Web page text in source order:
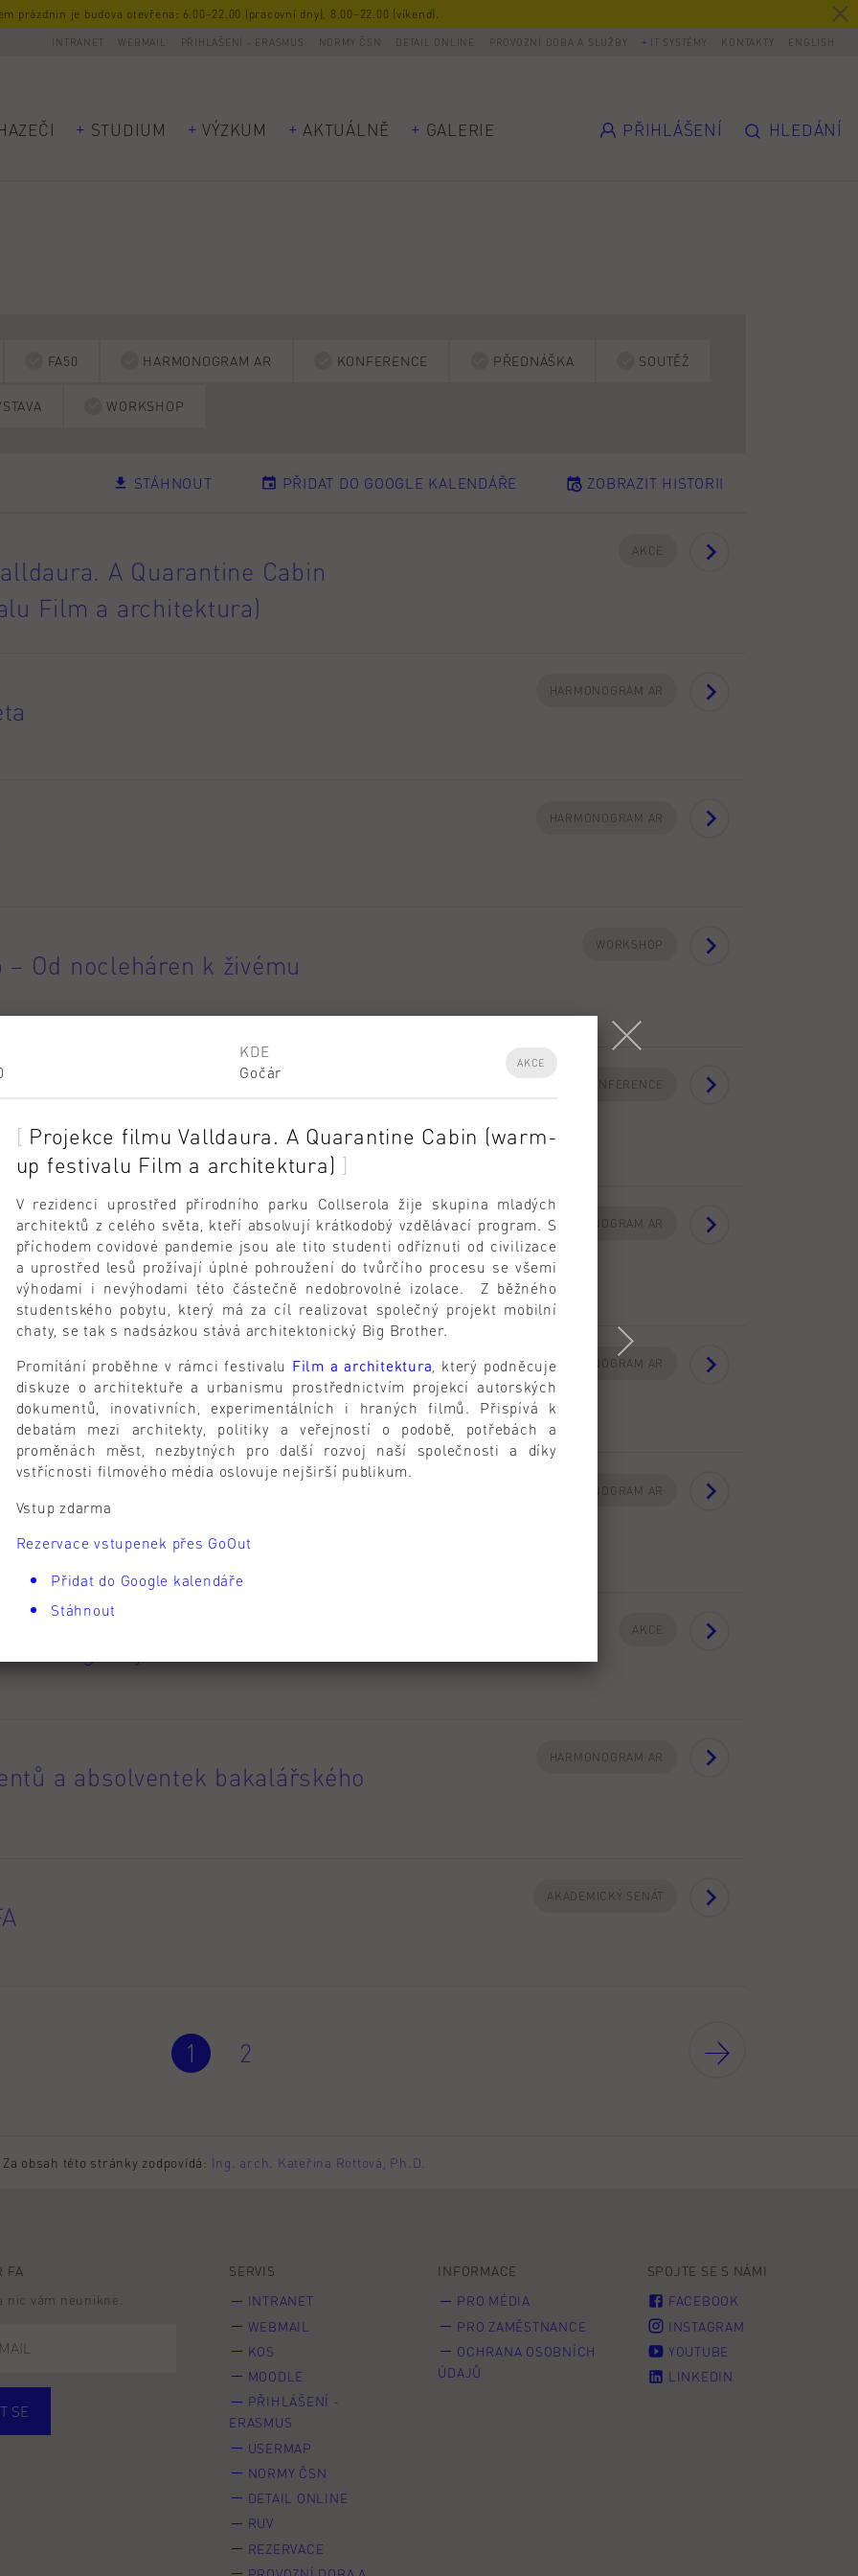
prázdnin je budova otevřena: 6.00–22.00 (pracovní dny), 8.00–22.00 (víkend).
INTRANET WEBMAIL PŘIHLÁŠENÍ - ERASMUS NORMY ČSN DETAIL ONLINE PROVOZNÍ DOBA A SLUŽBY IT SYSTÉMY KONTAKTY ENGLISH
STUDIUM VÝZKUM AKTUÁLNĚ GALERIE PŘIHLÁŠENÍ HLEDÁNÍ
FA50 HARMONOGRAM AR KONFERENCE PŘEDNÁŠKA SOUTĚŽ
WORKSHOP
STÁHNOUT PŘIDAT DO GOOGLE KALENDÁŘE ZOBRAZIT HISTORII
A Quarantine Cabin
Film a architektura)
AKCE
HARMONOGRAM AR
HARMONOGRAM AR
Od nocleháren k živému
WORKSHOP
doktorandská konference
stavebnictví a inovace
KONFERENCE
zkoušky z předmětů
26
HARMONOGRAM AR
roku
HARMONOGRAM AR
kreditů za AR 2025/26 podle
HARMONOGRAM AR
Beyond the Market
AKCE
a absolventek bakalářského
HARMONOGRAM AR
AKADEMICKÝ SENÁT
1 2
Za obsah této stránky zodpovídá: Ing. arch. Kateřina Rottová, Ph.D.
FA
nic vám neunikne.
SE
SERVIS
INTRANET
WEBMAIL
KOS
MOODLE
PŘIHLÁŠENÍ -
ERASMUS
USERMAP
NORMY ČSN
DETAIL ONLINE
RUV
REZERVACE
INFORMACE
PRO MÉDIA
PRO ZAMĚSTNANCE
OCHRANA OSOBNÍCH
ÚDAJŮ
SPOJTE SE S NÁMI
FACEBOOK
INSTAGRAM
YOUTUBE
LINKEDIN
KDE
Gočár
AKCE
Projekce filmu Valldaura. A Quarantine Cabin (warm-
up festivalu Film a architektura)
V rezidenci uprostřed přírodního parku Collserola žije skupina mladých
architektů z celého světa, kteří absolvují krátkodobý vzdělávací program. S
příchodem covidové pandemie jsou ale tito studenti odříznuti od civilizace
a uprostřed lesů prožívají úplné pohroužení do tvůrčího procesu se všemi
výhodami i nevýhodami této částečně nedobrovolné izolace. Z běžného
studentského pobytu, který má za cíl realizovat společný projekt mobilní
chaty, se tak s nadsázkou stává architektonický Big Brother.
Promítání proběhne v rámci festivalu Film a architektura, který podněcuje
diskuze o architektuře a urbanismu prostřednictvím projekcí autorských
dokumentů, inovativních, experimentálních i hraných filmů. Přispívá k
debatám mezi architekty, politiky a veřejností o podobě, potřebách a
proměnách měst, nezbytných pro další rozvoj naší společnosti a díky
vstřícnosti filmového média oslovuje nejširší publikum.
Vstup zdarma
Rezervace vstupenek přes GoOut
Přidat do Google kalendáře
Stáhnout